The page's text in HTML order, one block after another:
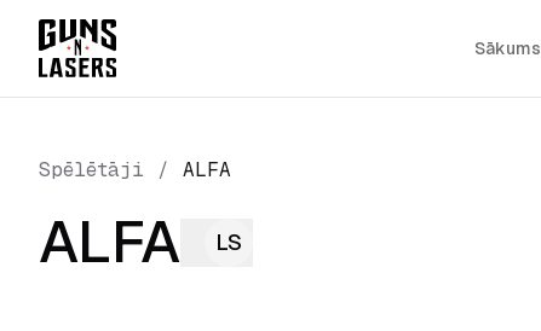
Sākums
Spēlētāji / ALFA
ALFA LS